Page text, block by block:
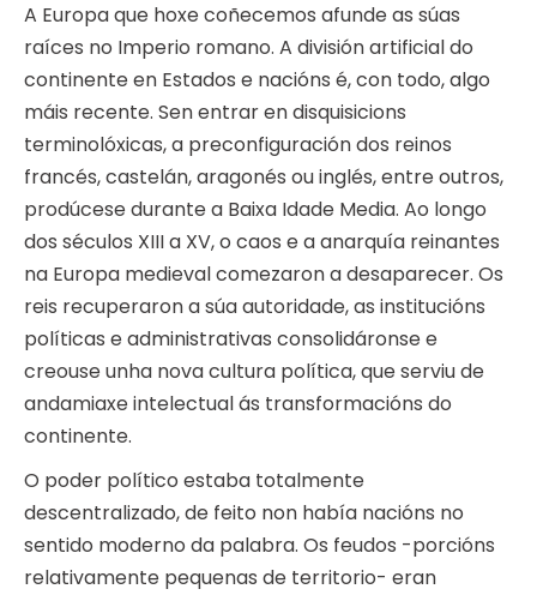
A Europa que hoxe coñecemos afunde as súas
raíces no Imperio romano. A división artificial do
continente en Estados e nacións é, con todo, algo
máis recente. Sen entrar en disquisicions
terminolóxicas, a preconfiguración dos reinos
francés, castelán, aragonés ou inglés, entre outros,
prodúcese durante a Baixa Idade Media. Ao longo
dos séculos XIII a XV, o caos e a anarquía reinantes
na Europa medieval comezaron a desaparecer. Os
reis recuperaron a súa autoridade, as institucións
políticas e administrativas consolidáronse e
creouse unha nova cultura política, que serviu de
andamiaxe intelectual ás transformacións do
continente.
O poder político estaba totalmente
descentralizado, de feito non había nacións no
sentido moderno da palabra. Os feudos -porcións
relativamente pequenas de territorio- eran